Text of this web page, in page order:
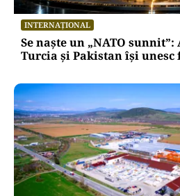
INTERNAȚIONAL
Se naște un „NATO
Turcia și Pakistan își